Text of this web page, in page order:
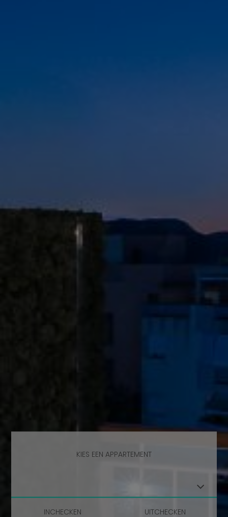
KIES EEN APPARTEMENT
INCHECKEN UITCHECKEN